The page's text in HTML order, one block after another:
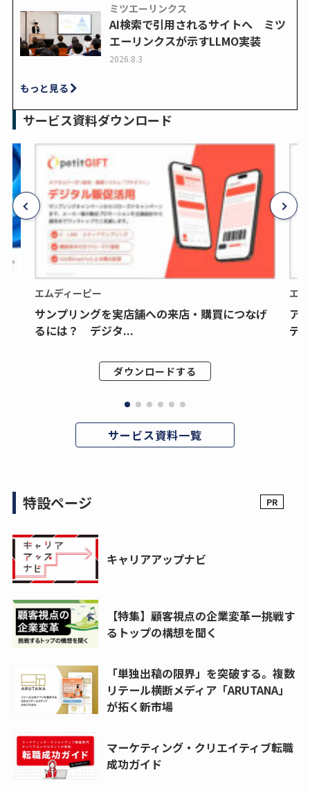
ミツエーリンクス
AI検索で引用されるサイトへ ミツ
エーリンクスが示すLLMO実装
2026.8.3
もっと見る
サービス資料ダウンロード
エムディーピー
サンプリングを実店舗への来店・購買につなげ
るには？ デジタ...
ダウンロードする
エ
ア
デ
サービス資料一覧
特設ページ
キャリアアップナビ
【特集】顧客視点の企業変革ー挑戦す
るトップの構想を聞く
「単独出稿の限界」を突破する。複数
リテール横断メディア「ARUTANA」
が拓く新市場
マーケティング・クリエイティブ転職
成功ガイド